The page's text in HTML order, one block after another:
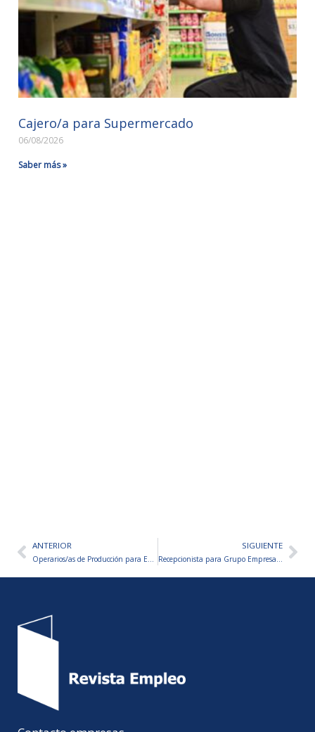
Cajero/a para Supermercado
06/08/2026
Saber más »
AntANTERIOR
Operarios/as de Producción para Empresa Autopartista
SIGUIENTE
Recepcionista para Grupo Empresarial